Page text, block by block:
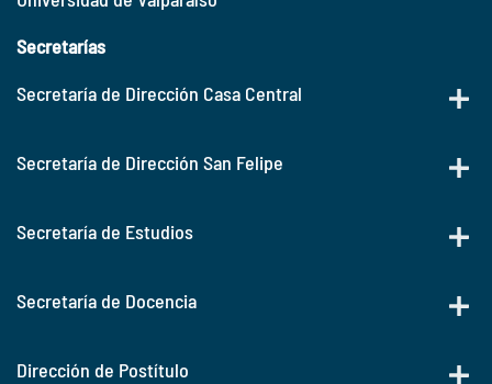
Secretarías
Secretaría de Dirección Casa Central
Secretaría de Dirección San Felipe
Secretaría de Estudios
Secretaría de Docencia
Dirección de Postítulo